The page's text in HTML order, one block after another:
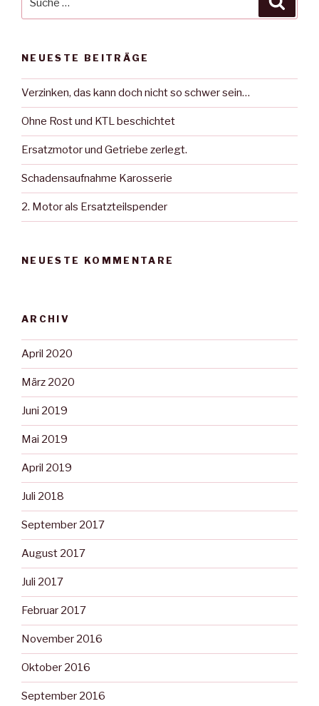
nach:
NEUESTE BEITRÄGE
Verzinken, das kann doch nicht so schwer sein…
Ohne Rost und KTL beschichtet
Ersatzmotor und Getriebe zerlegt.
Schadensaufnahme Karosserie
2. Motor als Ersatzteilspender
NEUESTE KOMMENTARE
ARCHIV
April 2020
März 2020
Juni 2019
Mai 2019
April 2019
Juli 2018
September 2017
August 2017
Juli 2017
Februar 2017
November 2016
Oktober 2016
September 2016